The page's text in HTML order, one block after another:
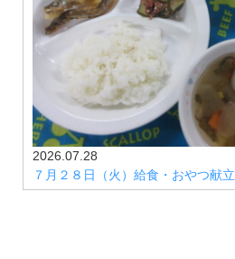
2026.07.28
７月２８日（火）給食・おやつ献立